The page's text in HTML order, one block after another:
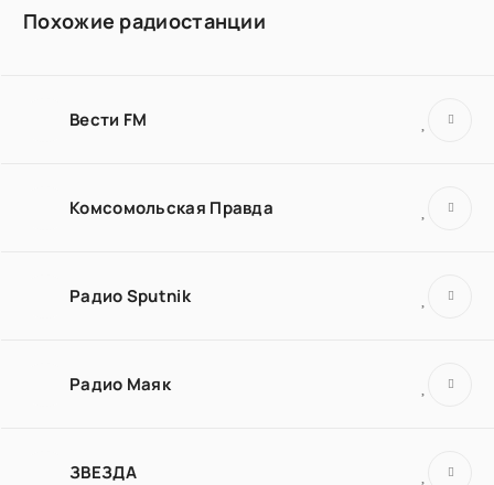
Похожие радиостанции
Вести FM
Комсомольская Правда
Радио Sputnik
Радио Маяк
ЗВЕЗДА